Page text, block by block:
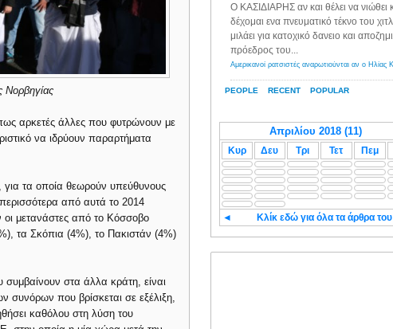
Νορβηγίας
αρκετές άλλες που φυτρώνουν με
να ιδρύουν παραρτήματα
τα οποία θεωρούν υπεύθυνους
από αυτά το 2014
μετανάστες από το Κόσσοβο
τα Σκόπια (4%), το Πακιστάν (4%)
στα άλλα κράτη, είναι
συνόρων που βρίσκεται σε εξέλιξη,
καθόλου στη λύση του
PEOPLE RECENT POPULAR
Ο ΚΑΣΙΔΙΑΡΗΣ αν και θέλει να νιώθει
δέχομαι ενα πνευματικό τέκνο του
μιλάει για κατοχικό δανειο και
πρόεδρος του...
Κυρ Δευ Τρι Τετ Πεμ
◄ Κλίκ εδώ για όλα τα άρθρα